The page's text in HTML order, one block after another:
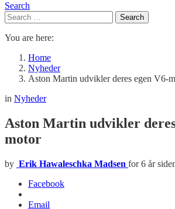
Search
Search
for:
Search
You are here:
Home
Nyheder
Aston Martin udvikler deres egen V6-
in Nyheder
Aston Martin udvikler
motor
by Erik Hawaleschka Madsen for 6 år
Facebook
Email